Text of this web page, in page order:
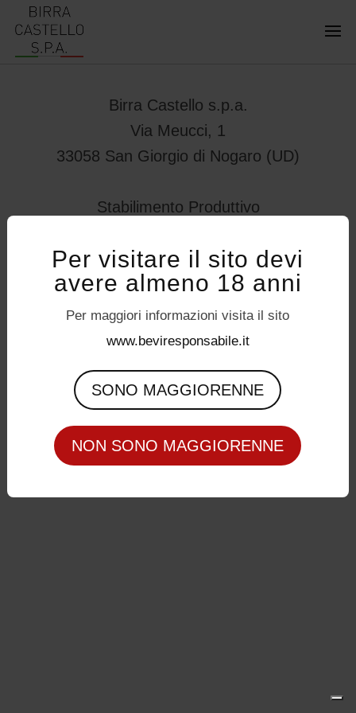
Birra Castello s.p.a.
Via Meucci, 1
33058 San Giorgio di Nogaro (UD)
Stabilimento Produttivo
32034 – Pedavena (BL)
servizioconsumatori@birracastello.it
Seguici su
P.I. 01994920302
Per visitare il sito devi
avere almeno 18 anni
Per maggiori informazioni visita il sito
www.beviresponsabile.it
SONO MAGGIORENNE
NON SONO MAGGIORENNE